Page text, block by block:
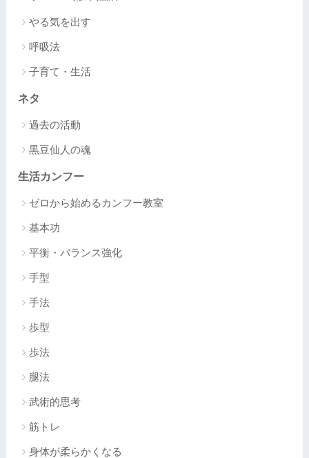
やる気を出す
呼吸法
子育て・生活
ネタ
過去の活動
黒豆仙人の魂
生活カンフー
ゼロから始めるカンフー教室
基本功
平衡・バランス強化
手型
手法
歩型
歩法
腿法
武術的思考
筋トレ
身体が柔らかくなる